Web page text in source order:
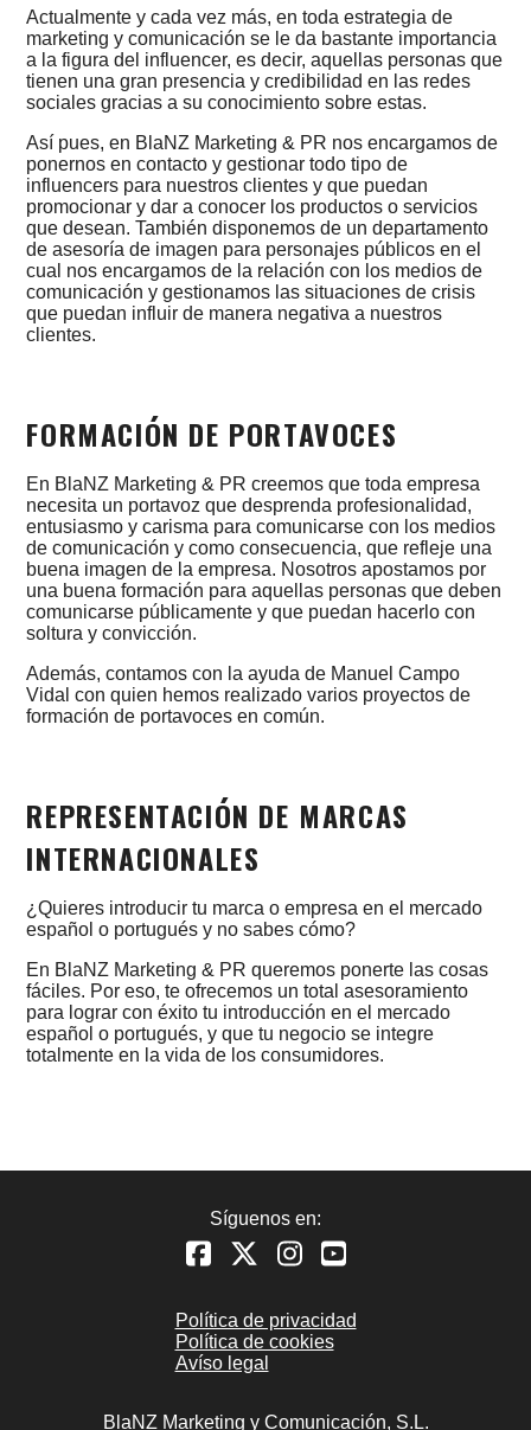
Actualmente y cada vez más, en toda estrategia de
marketing y comunicación se le da bastante importancia
a la figura del influencer, es decir, aquellas personas que
tienen una gran presencia y credibilidad en las redes
sociales gracias a su conocimiento sobre estas.
Así pues, en BlaNZ Marketing & PR nos encargamos de
ponernos en contacto y gestionar todo tipo de
influencers para nuestros clientes y que puedan
promocionar y dar a conocer los productos o servicios
que desean. También disponemos de un departamento
de asesoría de imagen para personajes públicos en el
cual nos encargamos de la relación con los medios de
comunicación y gestionamos las situaciones de crisis
que puedan influir de manera negativa a nuestros
clientes.
FORMACIÓN DE PORTAVOCES
En BlaNZ Marketing & PR creemos que toda empresa
necesita un portavoz que desprenda profesionalidad,
entusiasmo y carisma para comunicarse con los medios
de comunicación y como consecuencia, que refleje una
buena imagen de la empresa. Nosotros apostamos por
una buena formación para aquellas personas que deben
comunicarse públicamente y que puedan hacerlo con
soltura y convicción.
Además, contamos con la ayuda de Manuel Campo
Vidal con quien hemos realizado varios proyectos de
formación de portavoces en común.
REPRESENTACIÓN DE MARCAS
INTERNACIONALES
¿Quieres introducir tu marca o empresa en el mercado
español o portugués y no sabes cómo?
En BlaNZ Marketing & PR queremos ponerte las cosas
fáciles. Por eso, te ofrecemos un total asesoramiento
para lograr con éxito tu introducción en el mercado
español o portugués, y que tu negocio se integre
totalmente en la vida de los consumidores.
Síguenos en:
Política de privacidad
Política de cookies
Avíso legal
BlaNZ Marketing y Comunicación, S.L.